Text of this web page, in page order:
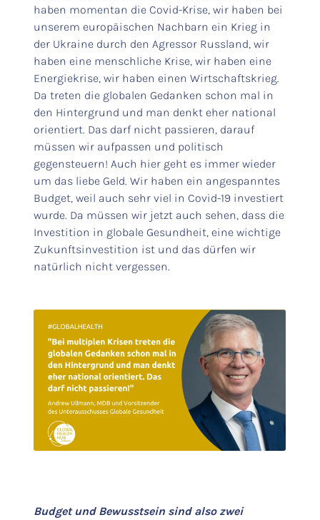
haben momentan die Covid-Krise, wir haben bei
unserem europäischen Nachbarn ein Krieg in
der Ukraine durch den Agressor Russland, wir
haben eine menschliche Krise, wir haben eine
Energiekrise, wir haben einen Wirtschaftskrieg.
Da treten die globalen Gedanken schon mal in
den Hintergrund und man denkt eher national
orientiert. Das darf nicht passieren, darauf
müssen wir aufpassen und politisch
gegensteuern! Auch hier geht es immer wieder
um das liebe Geld. Wir haben ein angespanntes
Budget, weil auch sehr viel in Covid-19 investiert
wurde. Da müssen wir jetzt auch sehen, dass die
Investition in globale Gesundheit, eine wichtige
Zukunftsinvestition ist und das dürfen wir
natürlich nicht vergessen.
Budget und Bewusstsein sind also zwei